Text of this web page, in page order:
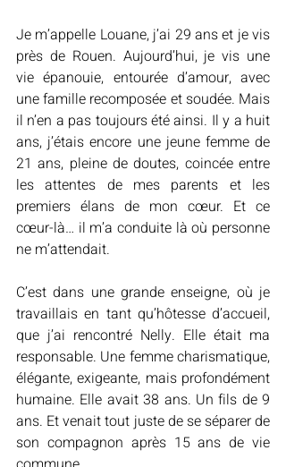
Je m’appelle Louane, j’ai 29 ans et je vis
près de Rouen. Aujourd’hui, je vis une
vie épanouie, entourée d’amour, avec
une famille recomposée et soudée. Mais
il n’en a pas toujours été ainsi. Il y a huit
ans, j’étais encore une jeune femme de
21 ans, pleine de doutes, coincée entre
les attentes de mes parents et les
premiers élans de mon cœur. Et ce
cœur-là… il m’a conduite là où personne
ne m’attendait.
C’est dans une grande enseigne, où je
travaillais en tant qu’hôtesse d’accueil,
que j’ai rencontré Nelly. Elle était ma
responsable. Une femme charismatique,
élégante, exigeante, mais profondément
humaine. Elle avait 38 ans. Un fils de 9
ans. Et venait tout juste de se séparer de
son compagnon après 15 ans de vie